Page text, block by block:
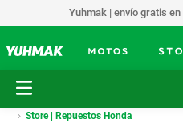
Yuhmak | envío gratis
Store | Repuestos Honda